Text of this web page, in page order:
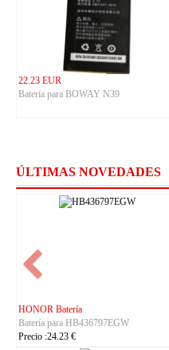
22.23 EUR
Batería para BOWAY N39
ÚLTIMAS NOVEDADES
NOKIA Batería
Batería para BL-25AA
Precio :23.23 €